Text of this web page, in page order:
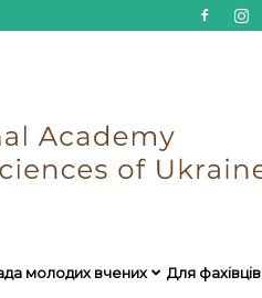
молодих вчених Для фахівців